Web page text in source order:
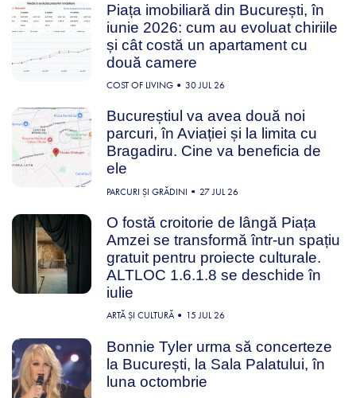
Piața imobiliară din București, în
iunie 2026: cum au evoluat chiriile
și cât costă un apartament cu
două camere
COST OF LIVING 30 JUL 26
Bucureștiul va avea două noi
parcuri, în Aviației și la limita cu
Bragadiru. Cine va beneficia de
ele
PARCURI ȘI GRĂDINI 27 JUL 26
O fostă croitorie de lângă Piața
Amzei se transformă într-un spațiu
gratuit pentru proiecte culturale.
ALTLOC 1.6.1.8 se deschide în
iulie
ARTĂ ȘI CULTURĂ 15 JUL 26
Bonnie Tyler urma să concerteze
la București, la Sala Palatului, în
luna octombrie